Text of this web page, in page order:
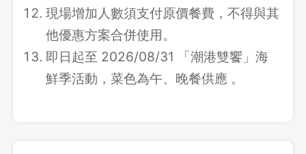
現場增加人數須支付原價餐費，不得與其
他優惠方案合併使用。
即日起至 2026/08/31 「潮港雙饗」海
鮮季活動，菜色為午、晚餐供應 。